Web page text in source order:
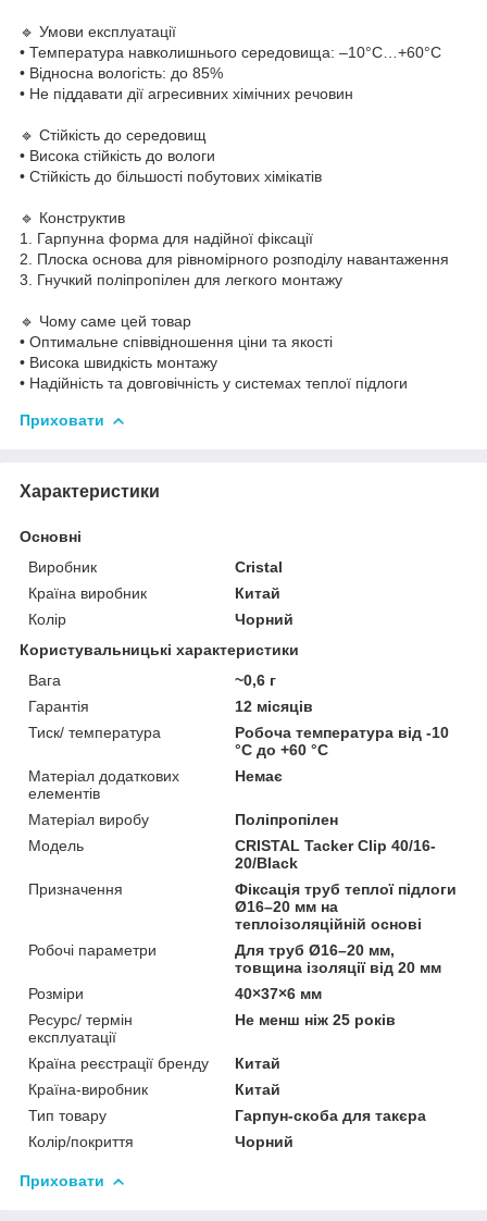
🔹 Умови експлуатації
• Температура навколишнього середовища: –10°C…+60°C
• Відносна вологість: до 85%
• Не піддавати дії агресивних хімічних речовин
🔹 Стійкість до середовищ
• Висока стійкість до вологи
• Стійкість до більшості побутових хімікатів
🔹 Конструктив
1. Гарпунна форма для надійної фіксації
2. Плоска основа для рівномірного розподілу навантаження
3. Гнучкий поліпропілен для легкого монтажу
🔹 Чому саме цей товар
• Оптимальне співвідношення ціни та якості
• Висока швидкість монтажу
• Надійність та довговічність у системах теплої підлоги
Приховати
Характеристики
Основні
Виробник
Cristal
Країна виробник
Китай
Колір
Чорний
Користувальницькі характеристики
Вага
~0,6 г
Гарантія
12 місяців
Тиск/ температура
Робоча температура від -10
°C до +60 °C
Матеріал додаткових
елементів
Немає
Матеріал виробу
Поліпропілен
Мoдель
CRISTAL Tacker Clip 40/16-
20/Black
Призначення
Фіксація труб теплої підлоги
Ø16–20 мм на
теплоізоляційній основі
Робочі параметри
Для труб Ø16–20 мм,
товщина ізоляції від 20 мм
Розміри
40×37×6 мм
Ресурс/ термін
експлуатації
Не менш ніж 25 років
Країна реєстрації бренду
Китай
Країна-виробник
Китай
Тип товару
Гарпун-скоба для такєра
Колір/покриття
Чорний
Приховати